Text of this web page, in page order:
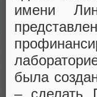
имени
была